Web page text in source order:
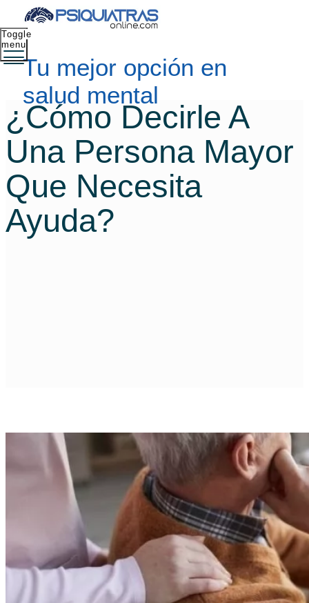
Tu mejor opción en
salud mental
Toggle
menu
¿Cómo Decirle A
Una Persona Mayor
Que Necesita
Ayuda?